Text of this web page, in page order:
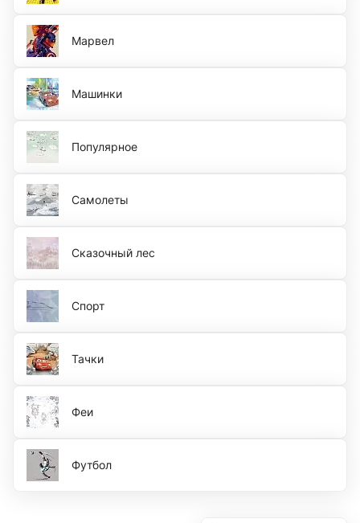
Марвел
Машинки
Популярное
Самолеты
Сказочный лес
Спорт
Тачки
Феи
Футбол